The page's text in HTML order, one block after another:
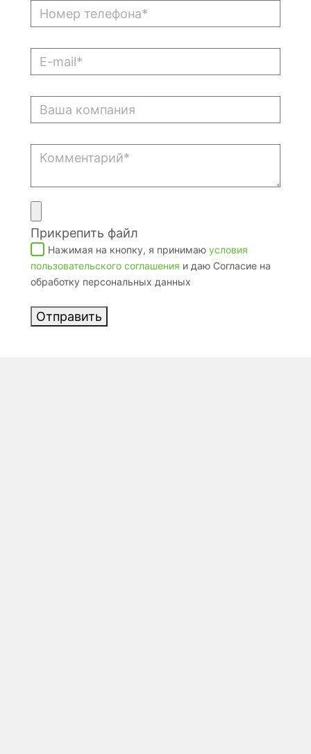
Прикрепить файл
Нажимая на кнопку, я принимаю условия
пользовательского соглашения и даю Согласие на
обработку персональных данных
Отправить